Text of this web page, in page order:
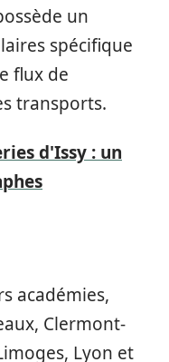
un
spécifique
flux de
transports.
d'Issy : un
académies,
Clermont-
Lyon et